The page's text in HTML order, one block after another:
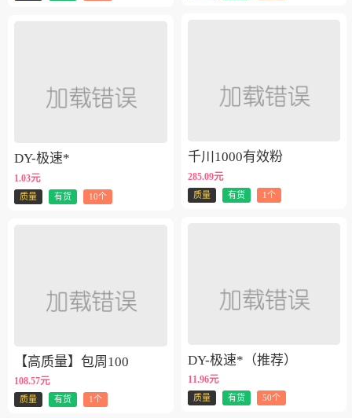
DY-极速*
1.03元
质量 有货 10个
【高质量】包周100
108.57元
质量 有货 1个
千川1000有效粉
285.09元
质量 有货 1个
DY-极速*（推荐）
11.96元
质量 有货 50个